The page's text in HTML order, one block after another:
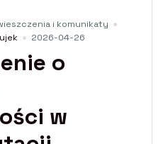
i komunikaty
2026-04-26
o
w